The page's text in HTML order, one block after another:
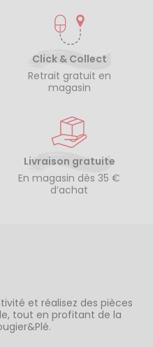
Click & Collect
Retrait gratuit en
magasin
Livraison gratuite
En magasin dès 35 €
d’achat
et réalisez des pièces
tout en profitant de la